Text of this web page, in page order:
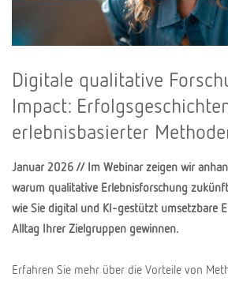
Digitale qualitative
Impact:
erlebnisbasierter
Januar 2026 // Im Webinar zeigen wir
warum qualitative Erlebnisforschung
wie Sie digital und KI-gestützt umsetzbare
Alltag Ihrer Zielgruppen gewinnen.
Erfahren Sie mehr über die Vorteile von